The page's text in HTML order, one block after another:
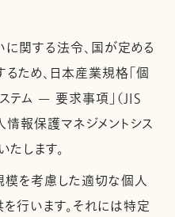
関する法令、国が定める
ため、日本産業規格「個
テム — 要求事項」（JIS
報保護マネジメントシス
します。
を考慮した適切な個人
行います。それには特定